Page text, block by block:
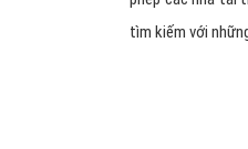
tìm kiếm với